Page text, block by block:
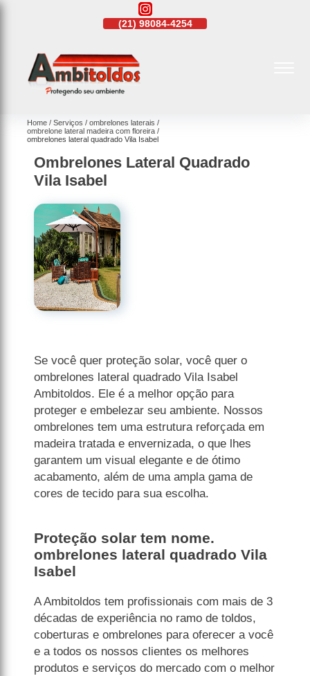
(21)98084-4254
Home Serviços
ombrelones laterais
ombrelone lateral madeira com floreira
ombrelones lateral quadrado Vila Isabel
Ombrelones Lateral Quadrado
Vila Isabel
Se você quer proteção solar, você quer o
ombrelones lateral quadrado Vila Isabel
Ambitoldos. Ele é a melhor opção para
proteger e embelezar seu ambiente. Nossos
ombrelones tem uma estrutura reforçada em
madeira tratada e envernizada, o que lhes
garantem um visual elegante e de ótimo
acabamento, além de uma ampla gama de
cores de tecido para sua escolha.
Proteção solar tem nome.
ombrelones lateral quadrado Vila
Isabel
A Ambitoldos tem profissionais com mais de 3
décadas de experiência no ramo de toldos,
coberturas e ombrelones para oferecer a você
e a todos os nossos clientes os melhores
produtos e serviços do mercado com o melhor